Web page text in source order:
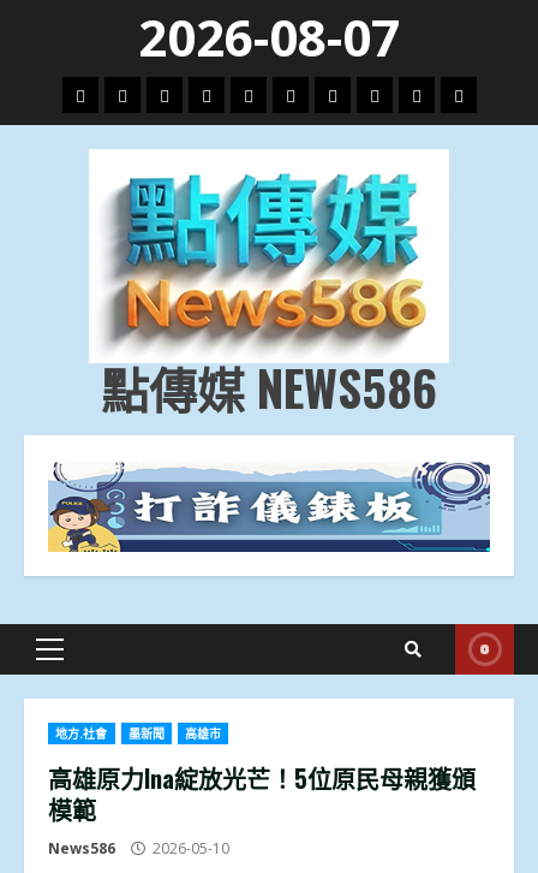
content
2026-08-07
頭
條
財
經
地
方.
會
文
教.
技
專
題
娛
樂
劇
政
治
國
際
運
動
生
活
點傳媒 NEWS586
Primary
地方.社會 墨新聞 高雄市
高雄原力Ina綻放光芒！5位原民母親獲頒
模範
News586 2026-05-10